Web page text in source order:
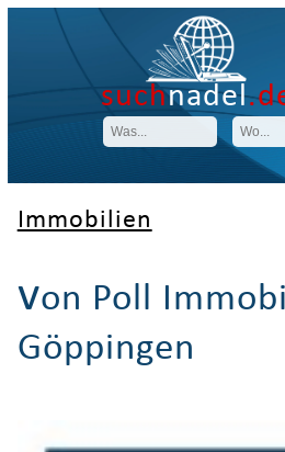
suchnadel
Immobilien
von Poll
Göppingen